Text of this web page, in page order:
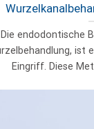
Die endodontische
ist
Eingriff. Diese